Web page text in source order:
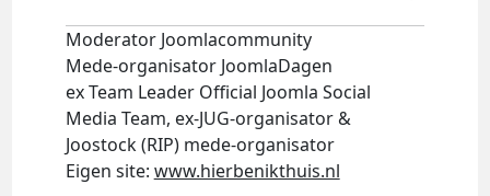
Moderator Joomlacommunity
Mede-organisator JoomlaDagen
ex Team Leader Official Joomla Social
Media Team, ex-JUG-organisator &
Joostock (RIP) mede-organisator
Eigen site: www.hierbenikthuis.nl